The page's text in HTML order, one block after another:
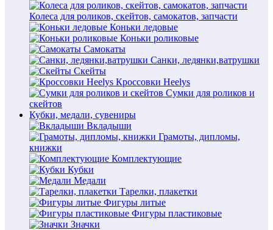
Колеса для роликов, скейтов, самокатов, запчасти
Коньки ледовые
Коньки роликовые
Самокаты
Санки, ледянки,ватрушки
Скейты
Кроссовки Heelys
Сумки для роликов и
скейтов
Кубки, медали, сувениры
Вкладыши
Грамоты, дипломы,
книжки
Комплектующие
Кубки
Медали
Тарелки, плакетки
Фигуры литые
Фигуры пластиковые
Значки